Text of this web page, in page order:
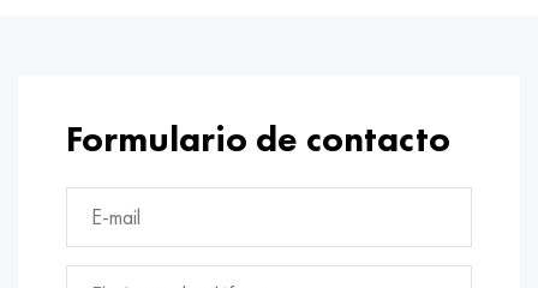
Formulario de contacto
Nitrónico 60
Nitronik 75
Nimonic 80a
81HMA
Tipos de aleaciones de precisión
termobimetales
ХН78Т
HN80TBY
N65M, EP982
40 titanio
Aleación 31 - 1.4562
Aleación 254smo® - 1.4547
Aleación 926 - 1.4529
37X12N8G8MFB
40X10X2M
40Х9С2
34khn3ma, 36NiCrMo16, 35NiCrMo16
35hgs, 35hgs
35hgsa, 35hgsa